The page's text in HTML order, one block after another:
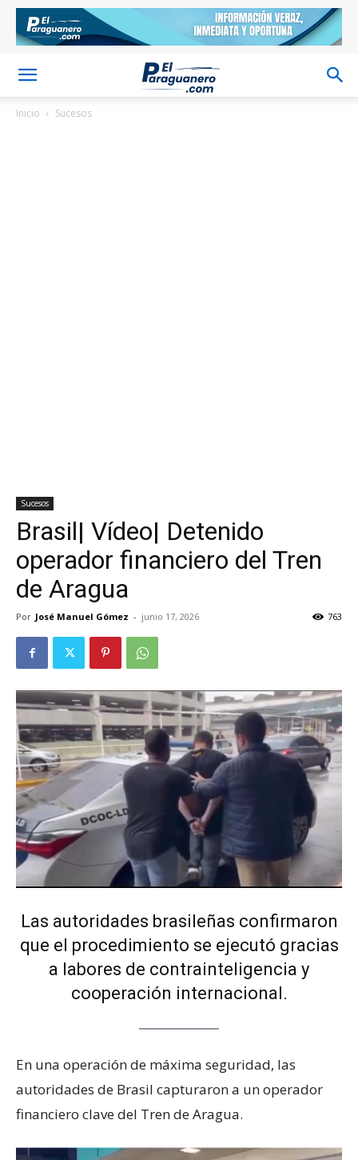
Inicio Sucesos
Sucesos
Brasil| Vídeo| Detenido
operador financiero del Tren
de Aragua
Por José Manuel Gómez - junio 17, 2026 763
Las autoridades brasileñas confirmaron
que el procedimiento se ejecutó gracias
a labores de contrainteligencia y
cooperación internacional.
En una operación de máxima seguridad, las
autoridades de Brasil capturaron a un operador
financiero clave del Tren de Aragua.